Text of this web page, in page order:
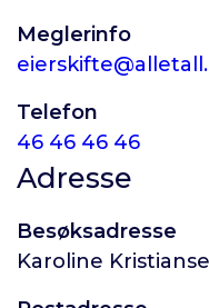
Meglerinfo
Telefon
46 46 46 46
Adresse
Besøksadresse
Karoline